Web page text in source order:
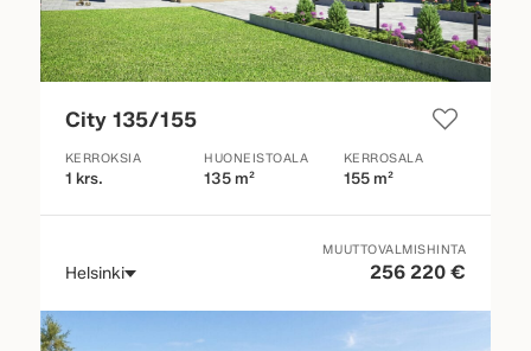
City 135/155
KERROKSIA
1 krs.
HUONEISTOALA
135 m²
KERROSALA
155 m²
Helsinki
MUUTTOVALMISHINTA
256 220 €